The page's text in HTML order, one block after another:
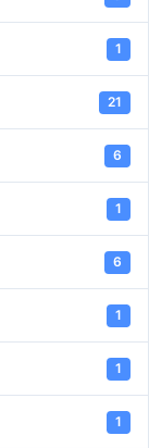
1
21
6
1
6
1
1
1